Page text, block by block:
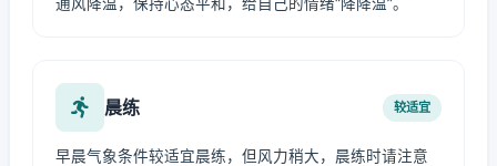
晨练 较适宜
早晨气象条件较适宜晨练，但风力稍大，晨练时请注意